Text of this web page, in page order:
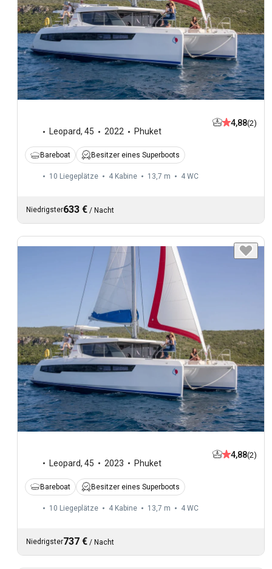
Leopard, 45 2022 Phuket
4,88(2)
Bareboat Besitzer eines Superboots
10 Liegeplätze 4 Kabine 13,7 m 4 WC
Niedrigster633 € / Nacht
Leopard, 45 2023 Phuket
4,88(2)
Bareboat Besitzer eines Superboots
10 Liegeplätze 4 Kabine 13,7 m 4 WC
Niedrigster737 € / Nacht